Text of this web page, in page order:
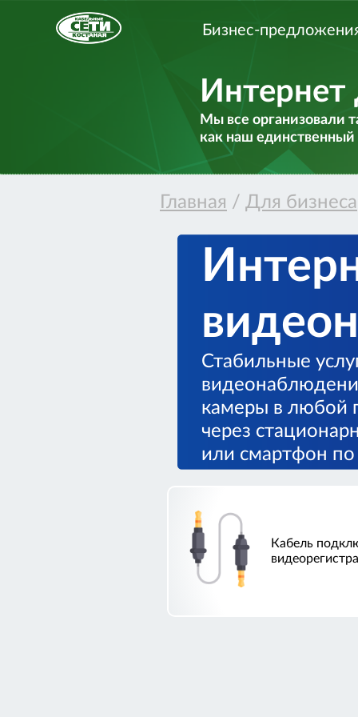
Бизнес-
Интернет
Мы все организовали
как наш
Главная / Для бизнеса
Стабильные
камеры в любой
через
или смартфон
Кабель